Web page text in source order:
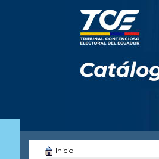
Inicio